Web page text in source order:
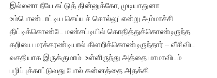
இல்லனா நீயே சுட்டுத் தின்னுக்கோ, முடியாதுனா
உம்பொண்டாட்டிய செய்யச் சொல்லு’ என்று அம்மாச்சி
திட்டிக்கொண்டே மண்சட்டியில் கொதித்துக்கொண்டிருந்த
கறியை மரக்கரண்டியால் கிளறிக்கொண்டிருந்தார் – வீசிவிட
வசதியாக இருக்குமாம். உள்ளிருந்து அத்தை மாமாவிடம்
பழிப்புக்காட்டுவது போல் கன்னத்தை அதக்கி